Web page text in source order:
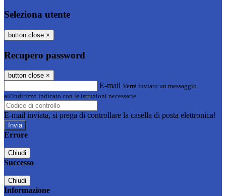
Seleziona utente
button close ×
Recupero password
button close ×
E-mail Verrà inviato un messaggio
all'indirizzo indicato con le istruzioni necessarie.
E-mail inviata, si prega di controllare la casella di posta elettronica!
Errore
Chiudi
Successo
Chiudi
Informazione